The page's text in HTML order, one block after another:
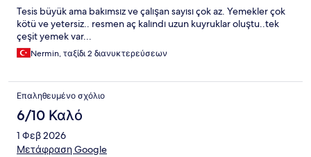
Tesis büyük ama bakımsız ve çalışan sayısı çok az. Yemekler çok
kötü ve yetersiz.. resmen aç kalındı uzun kuyruklar oluştu..tek
çeşit yemek var...
Nermin, ταξίδι 2 διανυκτερεύσεων
Επαληθευμένο σχόλιο
6/10 Καλό
1 Φεβ 2026
Μετάφραση Google